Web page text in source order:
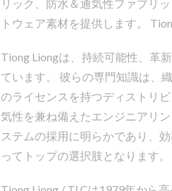
リック、防水＆通気性ファブリ
トウェア素材を提供します。
Tiong Liongは、持続可能性、革
ています。 彼らの専門知識は、
のライセンスを持つディストリ
気性を兼ね備えたエンジニアリ
ステムの採用に明らかであり、
ってトップの選択肢となります。